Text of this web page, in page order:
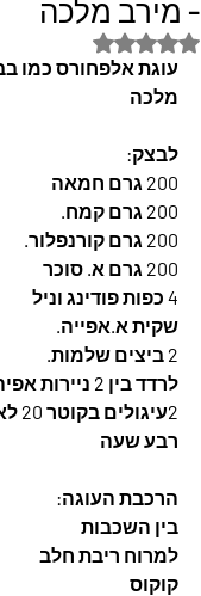
- מירב מלכה
דירוג של NaN מתוך 5 כוכבים
עוגת אלפחורס כמו
מלכה
לבצק:
200 גרם חמאה
200 גרם קמח.
200 גרם קורנפלור.
200 גרם א. סוכר
4 כפות פודינג וניל
שקית א.אפייה.
2 ביצים שלמות.
לרדד בין 2 ניירות אפיה
2עיגולים בקוטר 20 לאפות
רבע שעה
הרכבת העוגה:
בין השכבות
למרוח ריבת חלב
קוקוס